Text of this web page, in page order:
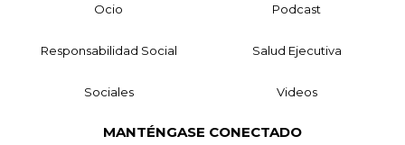
Ocio Podcast
Responsabilidad Social Salud Ejecutiva
Sociales Videos
MANTÉNGASE CONECTADO